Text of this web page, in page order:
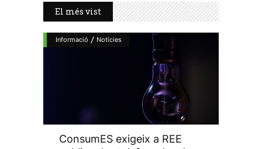
El més vist
Informació / Notícies
ConsumES exigeix a REE